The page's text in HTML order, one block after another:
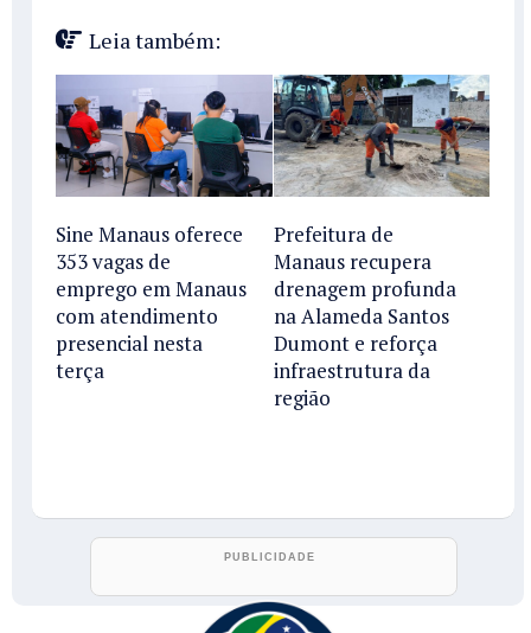
Leia também:
Sine Manaus oferece
353 vagas de
emprego em Manaus
com atendimento
presencial nesta
terça
Prefeitura de
Manaus recupera
drenagem profunda
na Alameda Santos
Dumont e reforça
infraestrutura da
região